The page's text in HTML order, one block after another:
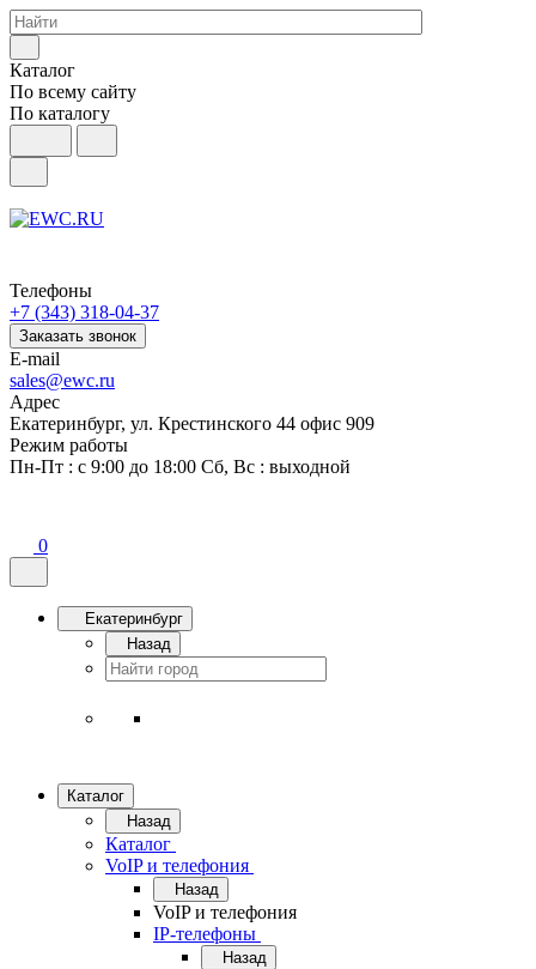
Каталог
По всему сайту
По каталогу
Телефоны
+7 (343) 318-04-37
Заказать звонок
E-mail
sales@ewc.ru
Адрес
Екатеринбург, ул. Крестинского 44 офис 909
Режим работы
Пн-Пт : с 9:00 до 18:00 Сб, Вс : выходной
0
Екатеринбург
Назад
Каталог
Назад
Каталог
VoIP и телефония
Назад
VoIP и телефония
IP-телефоны
Назад